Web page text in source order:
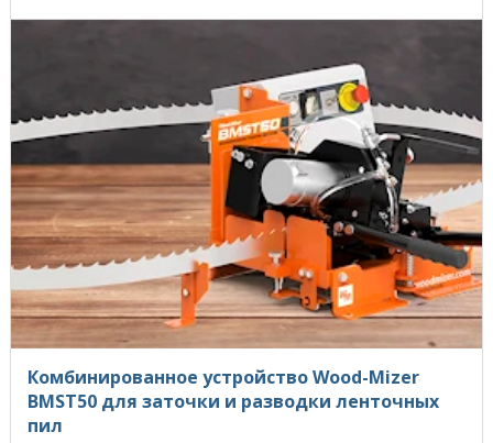
Комбинированное устройство Wood-Mizer
BMST50 для заточки и разводки ленточных
пил